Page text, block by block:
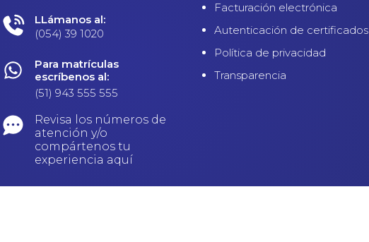
LLámanos al:
(054) 39 1020
Para matrículas
escríbenos al:
(51) 943 555 555
Revisa los números de
atención y/o
compártenos tu
experiencia aquí
Facturación electrónica
Autenticación de certificados
Política de privacidad
Transparencia